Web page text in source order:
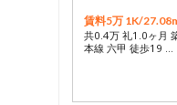
賃料5万 1K/
共0.4万 礼1.0ヶ月
本線 六甲 徒歩19 …